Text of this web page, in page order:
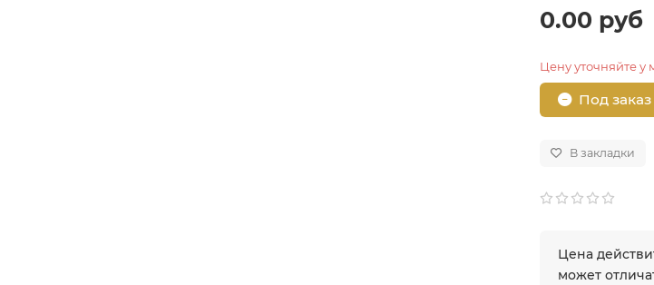
0.00 руб
Цену уточняйте у
Под заказ
В закладки
Цена
может